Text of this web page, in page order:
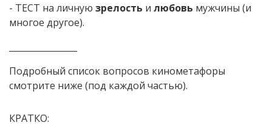
- ТЕСТ на личную зрелость и любовь мужчины (и
многое другое).
Подробный список вопросов кинометафоры
смотрите ниже (под каждой частью).
КРАТКО: